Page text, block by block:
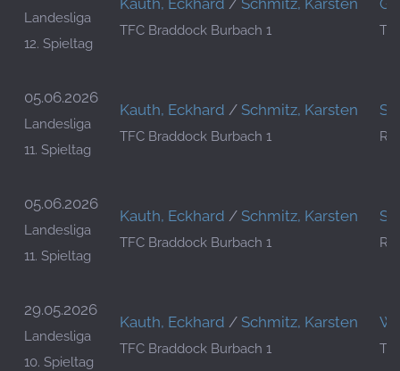
Landesliga
12. Spieltag
Kauth, Eckhard / Schmitz, Karsten
TFC Braddock Burbach 1
05.06.2026
Landesliga
11. Spieltag
Kauth, Eckhard / Schmitz, Karsten
TFC Braddock Burbach 1
05.06.2026
Landesliga
11. Spieltag
Kauth, Eckhard / Schmitz, Karsten
TFC Braddock Burbach 1
29.05.2026
Landesliga
10. Spieltag
Kauth, Eckhard / Schmitz, Karsten
TFC Braddock Burbach 1